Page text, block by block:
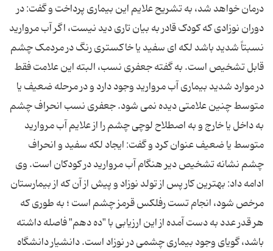
درمان خواهد شد، به تشریح علایم این بیماری پرداخت و گفت: در
دوران نوزادی که کودک قادر به بیان تاری دید نیست، اگر آب مروارید
نسبتاً شدید باشد لکه‌ ای سفید یا خاکستری رنگ در مردمک چشم
قابل تشخیص است. به گفته جعفری نسب، البته این علامت فقط
در موارد شدید بیماری آب مروارید وجود دارد و در مرحله ضعیف یا
متوسط چنین علامتی دیده نمی ‌شود. جعفری نسب انحراف چشم
به داخل یا خارج و به اصطلاح لوچی چشم را از علایم آب مروارید
متوسط یا ضعیف عنوان کرد و گفت: ایجاد لکه سفید و انحراف
چشم نشانه تشخیص دیر هنگام آب مروارید در کودکان است. وی
ادامه داد: بهترین کار پس از تولد نوزاد و پیش از آن که از بیمارستان
مرخص شود، انجام تست رفلکس قرمز چشم است ؛ به طوری که
هر قدر عدد به دست آمده از این ارزیابی با "ده دهم" فاصله داشته
باشد، گویای وجود بیماری چشمی در نوزاد است. دانشیار دانشگاه